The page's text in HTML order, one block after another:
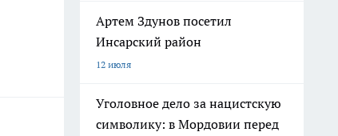
Артем Здунов посетил
Инсарский район
12 июля
Уголовное дело за нацистскую
символику: в Мордовии перед